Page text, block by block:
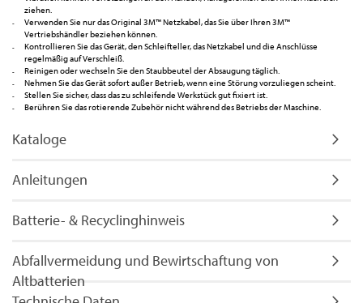
ziehen.
Verwenden Sie nur das Original 3M™ Netzkabel, das Sie über Ihren 3M™
Vertriebshändler beziehen können.
Kontrollieren Sie das Gerät, den Schleifteller, das Netzkabel und die Anschlüsse
regelmäßig auf Verschleiß.
Reinigen oder wechseln Sie den Staubbeutel der Absaugung täglich.
Nehmen Sie das Gerät sofort außer Betrieb, wenn eine Störung vorzuliegen scheint.
Stellen Sie sicher, dass das zu schleifende Werkstück gut fixiert ist.
Berühren Sie das rotierende Zubehör nicht während des Betriebs der Maschine.
Kataloge
Anleitungen
Batterie- & Recyclinghinweis
Abfallvermeidung und Bewirtschaftung von
Altbatterien